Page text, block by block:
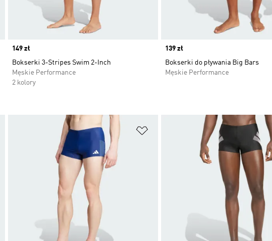
Price
149 zł
Bokserki 3-Stripes Swim 2-Inch
Męskie Performance
2 kolory
Price
139 zł
Bokserki do pływania Big Bars
Męskie Performance
Dodaj do listy życzeń Dodaj do listy życzeń